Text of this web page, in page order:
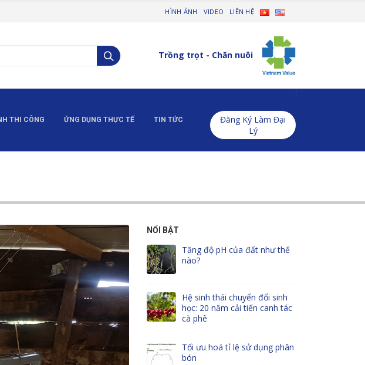
HÌNH ẢNH VIDEO LIÊN HỆ
Trồng trọt - Chăn nuôi
THI CÔNG ỨNG DỤNG THỰC TẾ TIN TỨC
Đăng Ký Làm Đại
Lý
NỔI BẬT
kinh tế và kỹ thuật của bón
xác
BỘ CHÂM PHÂN MIXRITE
ĐÁP ỨNG MỌI NHU CẦU
THIẾT THỰC TRONG NÔNG
Phân bón đạm sử dụng như
thế nào
Tăng độ pH của đất như thế
nào?
Hệ sinh thái chuyển đổi sinh
học: 20 năm cải tiến canh tác
cà phê
Tối ưu hoá tỉ lệ sử dụng phân
bón